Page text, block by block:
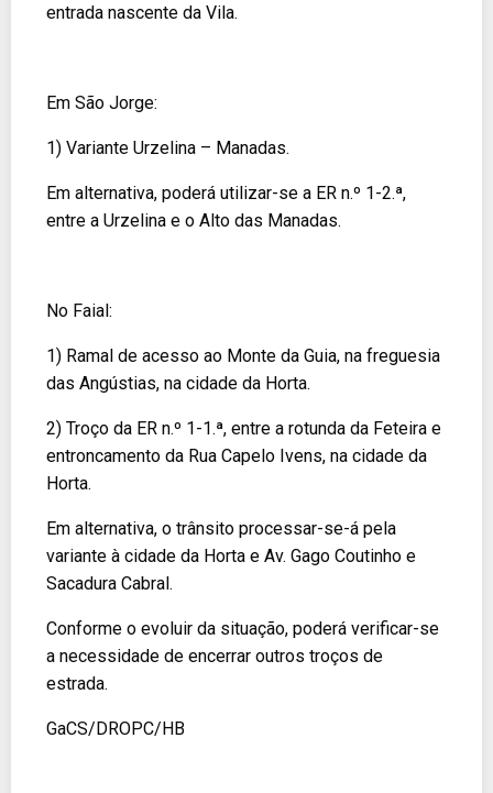
entrada nascente da Vila.
Em São Jorge:
1) Variante Urzelina – Manadas.
Em alternativa, poderá utilizar-se a ER n.º 1-2.ª,
entre a Urzelina e o Alto das Manadas.
No Faial:
1) Ramal de acesso ao Monte da Guia, na freguesia
das Angústias, na cidade da Horta.
2) Troço da ER n.º 1-1.ª, entre a rotunda da Feteira e
entroncamento da Rua Capelo Ivens, na cidade da
Horta.
Em alternativa, o trânsito processar-se-á pela
variante à cidade da Horta e Av. Gago Coutinho e
Sacadura Cabral.
Conforme o evoluir da situação, poderá verificar-se
a necessidade de encerrar outros troços de
estrada.
GaCS/DROPC/HB